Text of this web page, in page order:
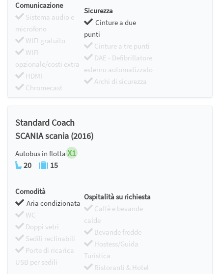
Comunicazione
Sistema audio e
microfono
WIFI gratuito
WIFI
opzionale/costi extra
HDMI
Chromecast
Sicurezza
Cinture a due
punti
Cinture a tre punti
DAE - Defibrillatore
esterno automatizzato
Archi di sicurezza
Standard Coach
SCANIA scania (2016)
Autobus in flotta X1
20 15
Comodità
Aria condizionata
WC
Doppi vetri
Sedili reclinabili
Porte di ricarica
USB per sedili
Ospitalità su richiesta
Caffè e bevande
calde
Bevande fredde
Hostess/Guida
Turistica
Ristoranti & Hotel